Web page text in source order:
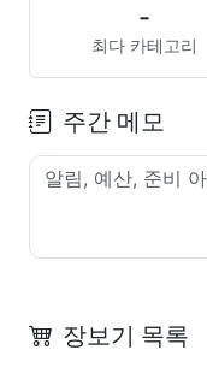
-
최다 카테고리
주간 메모
장보기 목록